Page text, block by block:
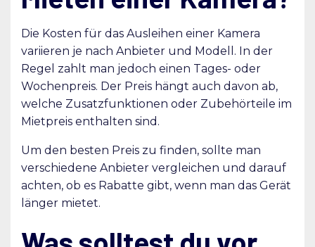
Die Kosten für das Ausleihen einer Kamera
variieren je nach Anbieter und Modell. In der
Regel zahlt man jedoch einen Tages- oder
Wochenpreis. Der Preis hängt auch davon ab,
welche Zusatzfunktionen oder Zubehörteile im
Mietpreis enthalten sind.
Um den besten Preis zu finden, sollte man
verschiedene Anbieter vergleichen und darauf
achten, ob es Rabatte gibt, wenn man das Gerät
länger mietet.